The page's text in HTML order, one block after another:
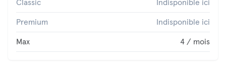
Classic Indisponible ici
Premium Indisponible ici
Max 4 / mois